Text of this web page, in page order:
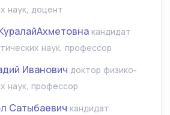
наук, доцент
кандидат
наук, профессор
Иванович доктор физико-
наук, профессор
Сатыбаевич кандидат